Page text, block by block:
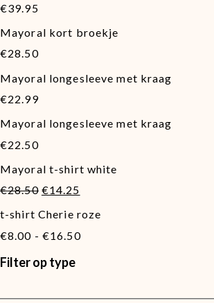
€39.95
Mayoral kort broekje
€28.50
Mayoral longesleeve met kraag
€22.99
Mayoral longesleeve met kraag
€22.50
Mayoral t-shirt white
€28.50 Oorspronkelijke
was:
€28.50.
€14.25
is:
€14.25.
t-shirt Cherie roze
€8.00 - €16.50Prijsklasse:
Filter op type